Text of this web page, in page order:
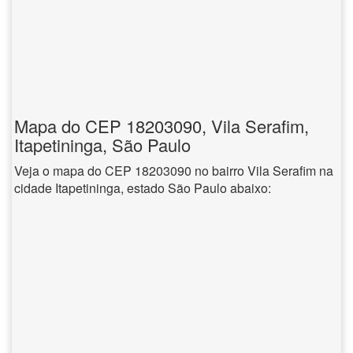
Mapa do CEP 18203090, Vila Serafim,
Itapetininga, São Paulo
Veja o mapa do CEP 18203090 no bairro Vila Serafim na
cidade Itapetininga, estado São Paulo abaixo: